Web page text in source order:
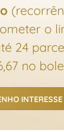
o
24
no
INTERESSE